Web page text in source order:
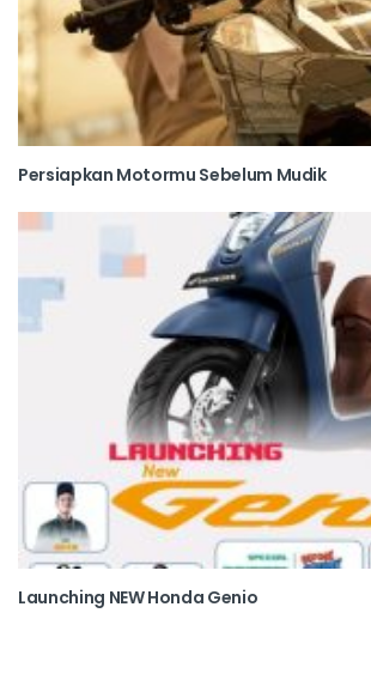
Persiapkan Motormu Sebelum Mudik
Launching NEW Honda Genio